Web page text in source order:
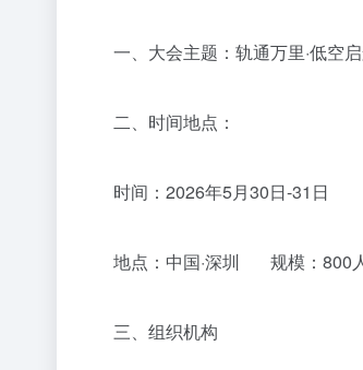
一、大会主题：轨通万里·低空
二、时间地点：
时间：2026年5月30日-31日
地点：中国·深圳 规模：800
三、组织机构